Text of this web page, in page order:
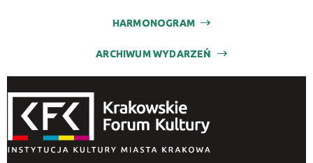
HARMONOGRAM
ARCHIWUM WYDARZEŃ